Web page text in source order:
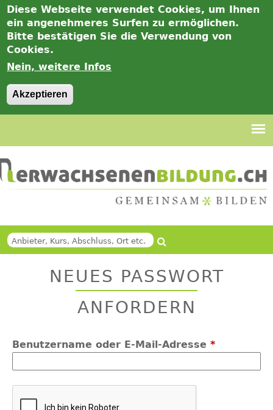
Diese Webseite verwendet Cookies, um Ihnen
ein angenehmeres Surfen zu ermöglichen.
Bitte bestätigen Sie die Verwendung von
Cookies.
Nein, weitere Infos
Akzeptieren
Suche
Back
NEUES PASSWORT
ANFORDERN
Benutzername oder E-Mail-Adresse *